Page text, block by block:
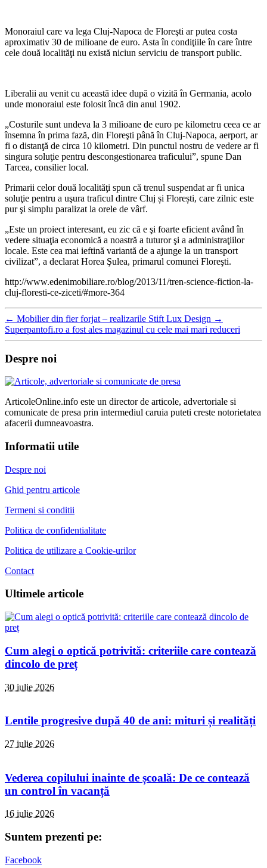
Monoraiul care va lega Cluj-Napoca de Floreşti ar putea costa
aproximativ 30 de milioane de euro. Asta în condiţiile în care între
cele două localităţi nu există niciun serviciu de transport public.
Liberalii au venit cu această idee după o vizită în Germania, acolo
unde monoraiul este folosit încă din anul 1902.
„Costurile sunt undeva la 3 milioane de euro pe kilometru ceea ce ar
însemna în prima fază, din Floreşti până în Cluj-Napoca, aerport, ar
fi o distanţă de circa 10 kilometri. Din punctul nostru de vedere ar fi
singura soluţie pentru descongestionarea traficului”, spune Dan
Tarcea, consilier local.
Primarii celor două localităţi spun că trenul suspendat ar fi unica
soluţie pentru a uşura traficul dintre Cluj și Florești, care zilnic este
pur şi simplu paralizat la orele de vârf.
„Este un proiect interesant, eu zic că e şi foarte eficient având în
vedere situaţia economică a noastră a tuturor şi a administraţiilor
locale. Este cea mai ieftină variantă de a ajunge la un transport
civilizat”, a declarat Horea Şulea, primarul comunei Floreşti.
http://www.edenimobiliare.ro/blog/2013/11/tren-science-fiction-la-
cluj-floresti-ce-ziceti/#more-364
← Mobilier din fier forjat – realizarile Stift Lux Design →
Superpantofi.ro a fost ales magazinul cu cele mai mari reduceri
Despre noi
ArticoleOnline.info este un director de articole, advertoriale si
comunicate de presa prin intermediul caruia puteti creste notorietatea
afacerii dumneavoastra.
Informatii utile
Despre noi
Ghid pentru articole
Termeni si conditii
Politica de confidentialitate
Politica de utilizare a Cookie-urilor
Contact
Ultimele articole
Cum alegi o optică potrivită: criteriile care contează
dincolo de preț
30 iulie 2026
Lentile progresive după 40 de ani: mituri și realități
27 iulie 2026
Vederea copilului inainte de școală: De ce contează
un control în vacanță
16 iulie 2026
Suntem prezenti pe:
Facebook